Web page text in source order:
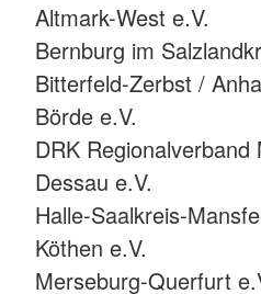
Altmark-West e.V.
Bernburg im
Bitterfeld-Zerbst /
Börde e.V.
DRK
Dessau e.V.
Halle-Saalkreis-
Köthen e.V.
Merseburg-Querfurt